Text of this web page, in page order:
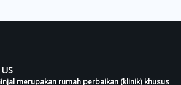
merupakan rumah perbaikan (klinik) khusus